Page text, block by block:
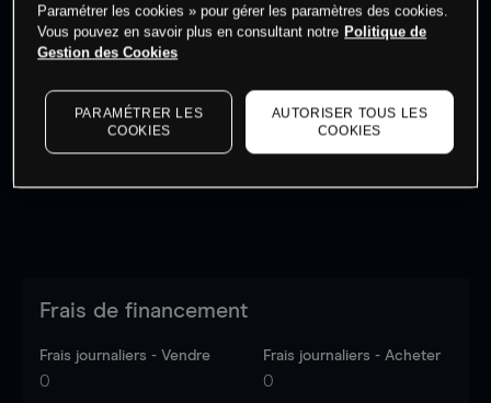
dernières données du marché.Log into see latest
market data
Frais de financement
Frais journaliers - Vendre
0
Frais journaliers - Acheter
0
Paramétrer les cookies » pour gérer les paramètres des cookies.
Vous pouvez en savoir plus en consultant notre Politique de
Gestion des Cookies
PARAMÉTRER LES
COOKIES
AUTORISER TOUS LES
COOKIES